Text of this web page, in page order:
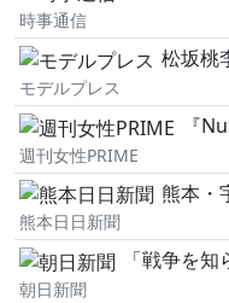
時事通信
松坂桃李「VIVANT
モデルプレス
『Number_i
週刊女性PRIME
熊本・宇城
熊本日日新聞
「戦争を知らな
朝日新聞